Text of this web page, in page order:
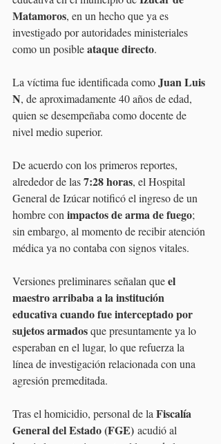
Matamoros, en un hecho que ya es
investigado por autoridades ministeriales
como un posible ataque directo.
La víctima fue identificada como Juan Luis
N, de aproximadamente 40 años de edad,
quien se desempeñaba como docente de
nivel medio superior.
De acuerdo con los primeros reportes,
alrededor de las 7:28 horas, el Hospital
General de Izúcar notificó el ingreso de un
hombre con impactos de arma de fuego;
sin embargo, al momento de recibir atención
médica ya no contaba con signos vitales.
Versiones preliminares señalan que el
maestro arribaba a la institución
educativa cuando fue interceptado por
sujetos armados que presuntamente ya lo
esperaban en el lugar, lo que refuerza la
línea de investigación relacionada con una
agresión premeditada.
Tras el homicidio, personal de la Fiscalía
General del Estado (FGE) acudió al